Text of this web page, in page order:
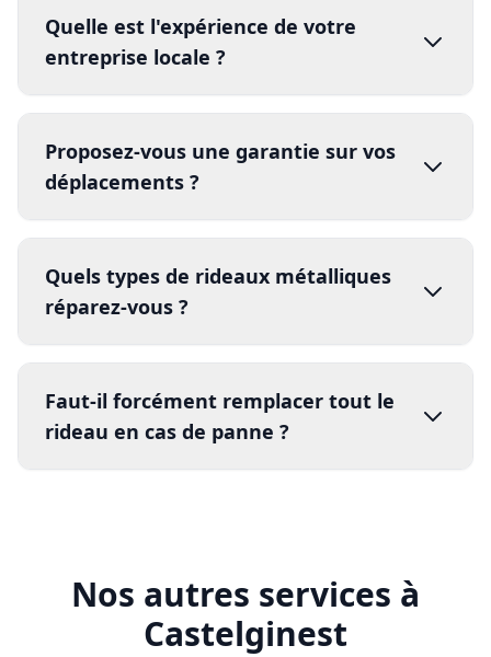
Quelle est l'expérience de votre
entreprise locale ?
dépannage
Proposez-vous une garantie sur vos
déplacements ?
certifié
Quels types de rideaux métalliques
réparez-vous ?
Faut-il forcément remplacer tout le
rideau en cas de panne ?
serrure
Nos autres services à
Castelginest